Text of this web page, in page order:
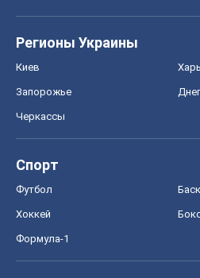
Регионы Украины
Киев
Запорожье
Черкассы
Спорт
Футбол
Хоккей
Формула-1